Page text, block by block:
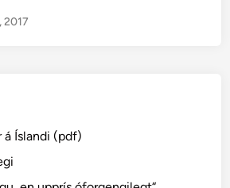
2017
á Íslandi (pdf)